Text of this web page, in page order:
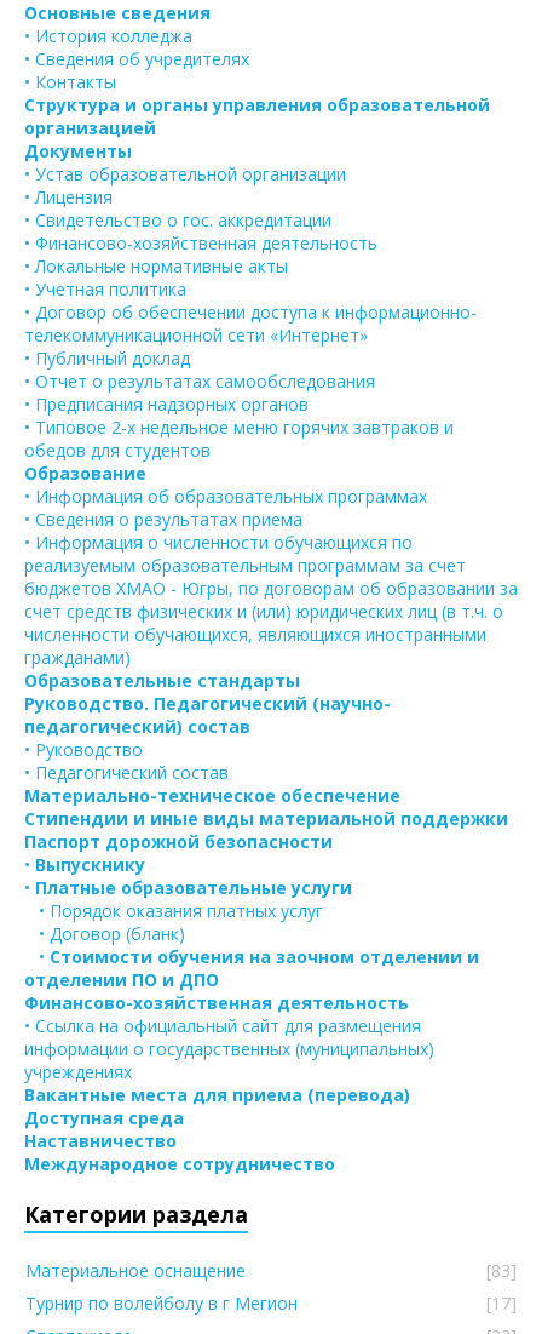
Основные сведения
• История колледжа
• Сведения об учредителях
• Контакты
Структура и органы управления образовательной
организацией
Документы
• Устав образовательной организации
• Лицензия
• Свидетельство о гос. аккредитации
• Финансово-хозяйственная деятельность
• Локальные нормативные акты
• Учетная политика
• Договор об обеспечении доступа к информационно-
телекоммуникационной сети «Интернет»
• Публичный доклад
• Отчет о результатах самообследования
• Предписания надзорных органов
• Типовое 2-х недельное меню горячих завтраков и
обедов для студентов
Образование
• Информация об образовательных программах
• Сведения о результатах приема
• Информация о численности обучающихся по
реализуемым образовательным программам за счет
бюджетов ХМАО - Югры, по договорам об образовании за
счет средств физических и (или) юридических лиц (в т.ч. о
численности обучающихся, являющихся иностранными
гражданами)
Образовательные стандарты
Руководство. Педагогический (научно-
педагогический) состав
• Руководство
• Педагогический состав
Материально-техническое обеспечение
Стипендии и иные виды материальной поддержки
Паспорт дорожной безопасности
• Выпускнику
• Платные образовательные услуги
• Порядок оказания платных услуг
• Договор (бланк)
• Стоимости обучения на заочном отделении и
отделении ПО и ДПО
Финансово-хозяйственная деятельность
• Ссылка на официальный сайт для размещения
информации о государственных (муниципальных)
учреждениях
Вакантные места для приема (перевода)
Доступная среда
Наставничество
Международное сотрудничество
Категории раздела
Материальное оснащение
[83]
Турнир по волейболу в г Мегион
[17]